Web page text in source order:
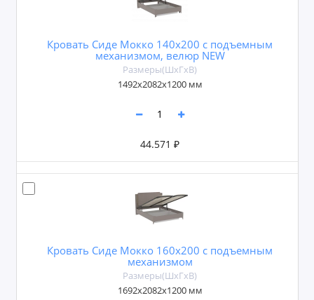
Кровать Сиде Мокко 140х200 с подъемным
механизмом, велюр NEW
Размеры(ШxГxВ)
1492х2082х1200 мм
44.571 ₽
Кровать Сиде Мокко 160х200 с подъемным
механизмом
Размеры(ШxГxВ)
1692х2082х1200 мм